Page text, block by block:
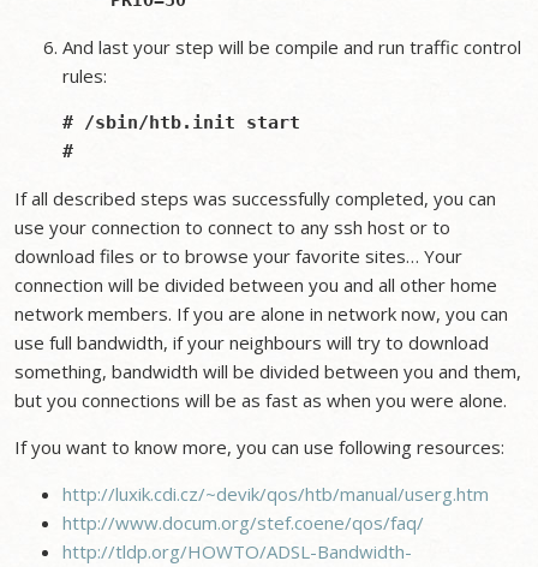
And last your step will be compile and run traffic control
rules:
# /sbin/htb.init start
If all described steps was successfully completed, you can
use your connection to connect to any ssh host or to
download files or to browse your favorite sites… Your
connection will be divided between you and all other home
network members. If you are alone in network now, you can
use full bandwidth, if your neighbours will try to download
something, bandwidth will be divided between you and them,
but you connections will be as fast as when you were alone.
If you want to know more, you can use following resources:
http://luxik.cdi.cz/~devik/qos/htb/manual/userg.htm
http://www.docum.org/stef.coene/qos/faq/
http://tldp.org/HOWTO/ADSL-Bandwidth-